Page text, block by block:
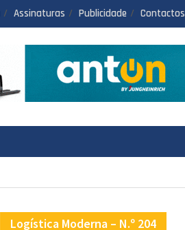
Assinaturas Publicidade Contactos
Logística Moderna – N.º 204